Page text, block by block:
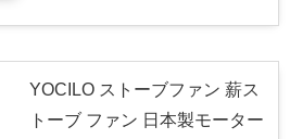
YOCILO ストーブファン 薪ス
トーブ ファン 日本製モーター